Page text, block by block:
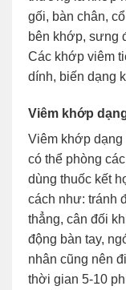
gối, bàn chân,
bên khớp, sưng
Các khớp viêm
dính, biến dạng
Viêm khớp
Viêm khớp dạng
có thể phòng
dùng thuốc kết
cách như: tránh
thẳng, cân đối
động bàn tay,
nhân cũng nên
thời gian 5-10